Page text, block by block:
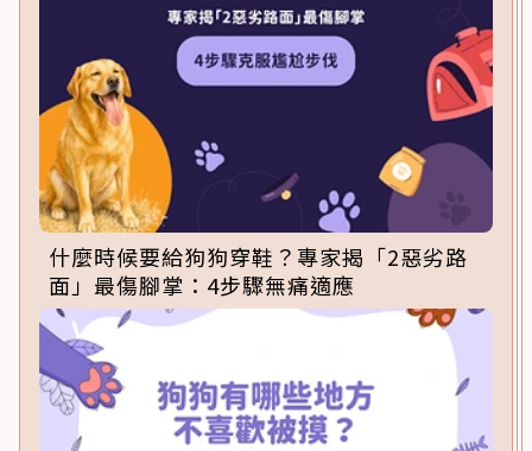
什麼時候要給狗狗穿鞋？專家揭「2惡劣路
面」最傷腳掌：4步驟無痛適應